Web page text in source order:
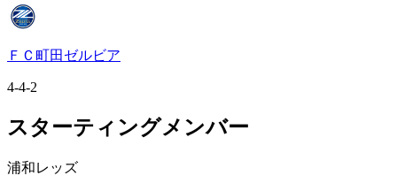
ＦＣ町田ゼルビア
4-4-2
スターティングメンバー
浦和レッズ